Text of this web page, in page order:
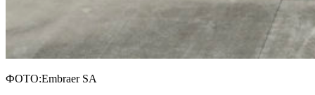
ФОТО:Embraer SA